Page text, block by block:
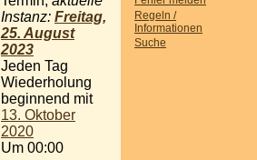
Regeln /
Informationen
Suche
Instanz: Freitag,
25. August
2023
Jeden Tag
Wiederholung
beginnend mit
13. Oktober
2020
Um 00:00